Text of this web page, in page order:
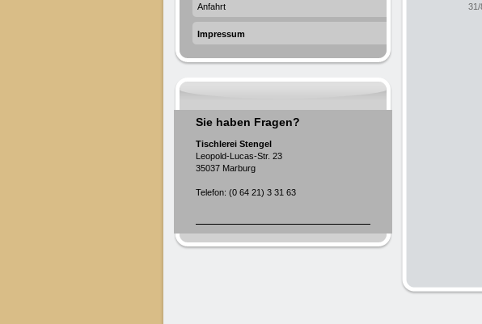
31/
Anfahrt
Impressum
Sie haben Fragen?
Tischlerei Stengel
Leopold-Lucas-Str. 23
35037 Marburg
Telefon: (0 64 21) 3 31 63